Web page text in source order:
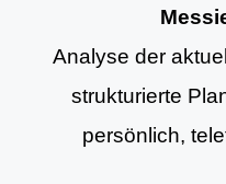
Analyse der
strukturierte
persönlich,